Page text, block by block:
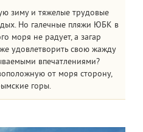
зиму и тяжелые трудовые
Но галечные пляжи ЮБК в
моря не радует, а загар
удовлетворить свою жажду
впечатлениями?
от моря сторону,
горы.